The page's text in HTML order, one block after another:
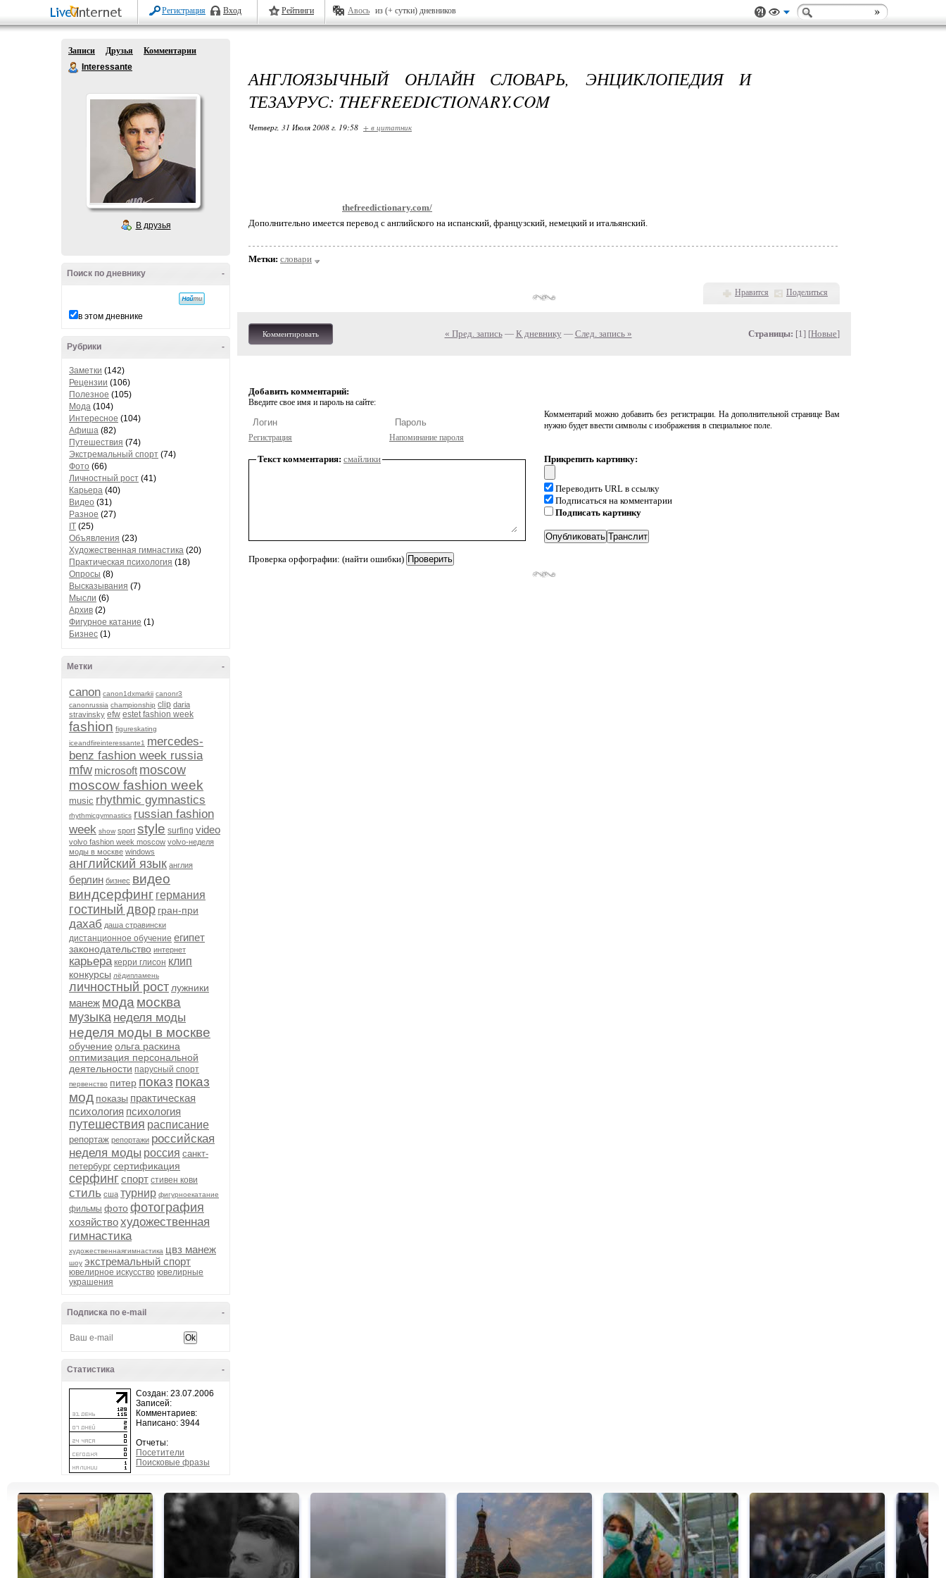
Регистрация Вход Рейтинги Авось из (+ сутки) дневников
Записи Друзья
Комментарии
Interessante
В друзья
-
Поиск по дневнику
в этом дневнике
-
Рубрики
Заметки (142)
Рецензии (106)
Полезное (105)
Мода (104)
Интересное (104)
Афиша (82)
Путешествия (74)
Экстремальный спорт (74)
Фото (66)
Личностный рост (41)
Карьера (40)
Видео (31)
Разное (27)
IT (25)
Объявления (23)
Художественная гимнастика (20)
Практическая психология (18)
Опросы (8)
Высказывания (7)
Мысли (6)
Архив (2)
Фигурное катание (1)
Бизнес (1)
-
Метки
canon canon1dxmarkii canonr3
canonrussia championship clip daria
stravinsky efw estet fashion week
fashion figureskating
iceandfireinteressante1 mercedes-
benz fashion week russia
mfw microsoft moscow
moscow fashion week
music rhythmic gymnastics
rhythmicgymnastics russian fashion
week show sport style surfing video
volvo fashion week moscow volvo-неделя
моды в москве windows
английский язык англия
берлин бизнес видео
виндсерфинг германия
гостиный двор гран-при
дахаб даша стравински
дистанционное обучение египет
законодательство интернет
карьера керри глисон клип
конкурсы лёдипламень
личностный рост лужники
манеж мода москва
музыка неделя моды
неделя моды в москве
обучение ольга раскина
оптимизация персональной
деятельности парусный спорт
первенство питер показ показ
мод показы практическая
психология психология
путешествия расписание
репортаж репортажи российская
неделя моды россия санкт-
петербург сертификация
серфинг спорт стивен кови
стиль сша турнир фигурноекатание
фильмы фотофотография
хозяйствохудожественная
гимнастика
художественнаягимнастика цвз манеж
шоу экстремальный спорт
ювелирное искусство ювелирные
украшения
-
Подписка по e-mail
-
Статистика
Создан: 23.07.2006
Записей:
Комментариев:
Написано: 3944
Отчеты:
Посетители
Поисковые фразы
АНГЛОЯЗЫЧНЫЙ ОНЛАЙН СЛОВАРЬ, ЭНЦИКЛОПЕДИЯ И
ТЕЗАУРУС: THEFREEDICTIONARY.COM
Четверг, 31 Июля 2008 г. 19:58 + в цитатник
thefreedictionary.com/
Дополнительно имеется перевод с английского на испанский, французский, немецкий и итальянский.
Метки: словари
Нравится Поделиться
Комментировать « Пред. запись— К дневнику — След. запись » Страницы: [1] [Новые]
Добавить комментарий:
Введите свое имя и пароль на сайте:
Регистрация Напоминание пароля
Комментарий можно добавить без регистрации. На дополнительной странице Вам
нужно будет ввести символы с изображения в специальное поле.
Текст комментария: смайлики
Проверка орфографии: (найти ошибки)
Прикрепить картинку:
Переводить URL в ссылку
Подписаться на комментарии
Подписать картинку